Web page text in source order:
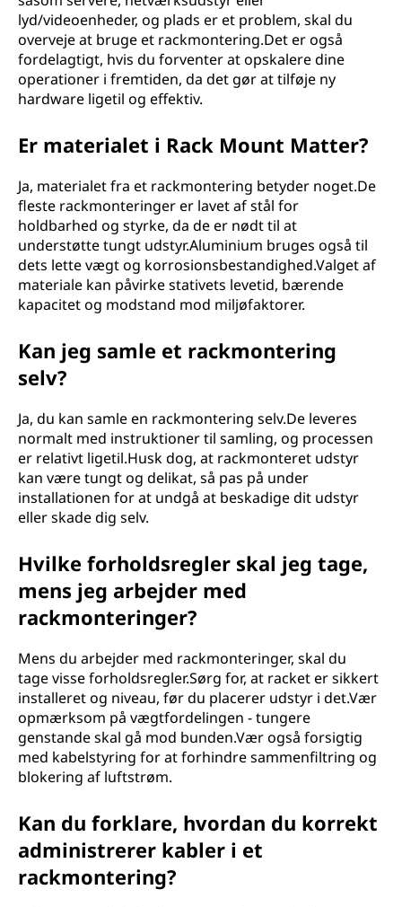
lyd/videoenheder, og plads er et problem, skal du
overveje at bruge et rackmontering.Det er også
fordelagtigt, hvis du forventer at opskalere dine
operationer i fremtiden, da det gør at tilføje ny
hardware ligetil og effektiv.
Er materialet i Rack Mount Matter?
Ja, materialet fra et rackmontering betyder noget.De
fleste rackmonteringer er lavet af stål for
holdbarhed og styrke, da de er nødt til at
understøtte tungt udstyr.Aluminium bruges også til
dets lette vægt og korrosionsbestandighed.Valget af
materiale kan påvirke stativets levetid, bærende
kapacitet og modstand mod miljøfaktorer.
Kan jeg samle et rackmontering
selv?
Ja, du kan samle en rackmontering selv.De leveres
normalt med instruktioner til samling, og processen
er relativt ligetil.Husk dog, at rackmonteret udstyr
kan være tungt og delikat, så pas på under
installationen for at undgå at beskadige dit udstyr
eller skade dig selv.
Hvilke forholdsregler skal jeg tage,
mens jeg arbejder med
rackmonteringer?
Mens du arbejder med rackmonteringer, skal du
tage visse forholdsregler.Sørg for, at racket er sikkert
installeret og niveau, før du placerer udstyr i det.Vær
opmærksom på vægtfordelingen - tungere
genstande skal gå mod bunden.Vær også forsigtig
med kabelstyring for at forhindre sammenfiltring og
blokering af luftstrøm.
Kan du forklare, hvordan du korrekt
administrerer kabler i et
rackmontering?